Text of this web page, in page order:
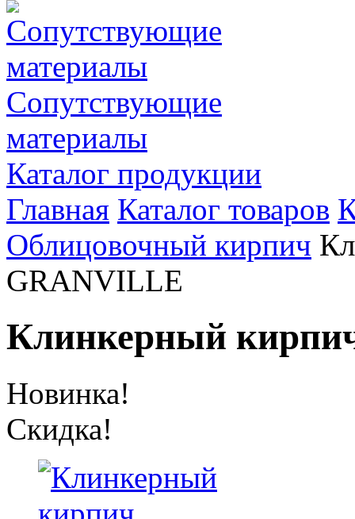
Сопутствующие
материалы
Каталог продукции
Главная Каталог товаров
Облицовочный кирпич
GRANVILLE
Клинкерный
Новинка!
Скидка!